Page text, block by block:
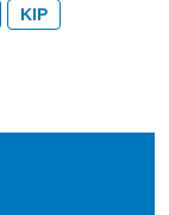
KIP